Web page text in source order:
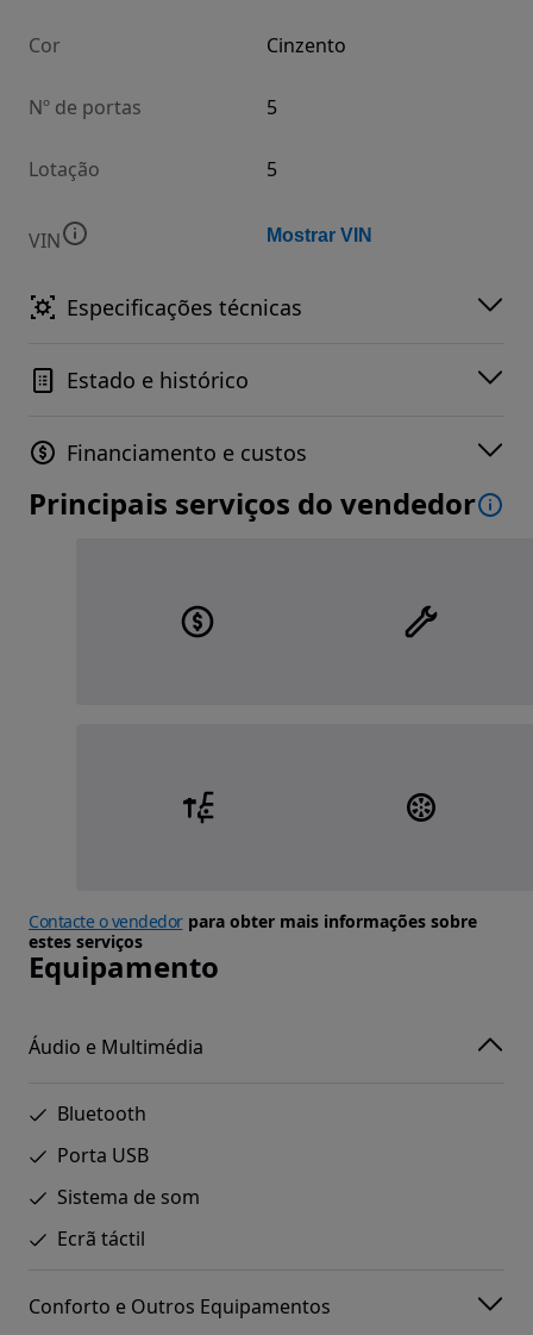
Cor Cinzento
Nº de portas 5
Lotação 5
VIN Mostrar VIN
Especificações técnicas
Estado e histórico
Financiamento e custos
Principais serviços do vendedor
Contacte o vendedorpara obter mais informações sobre
estes serviços
Equipamento
Áudio e Multimédia
Bluetooth
Porta USB
Sistema de som
Ecrã táctil
Conforto e Outros Equipamentos